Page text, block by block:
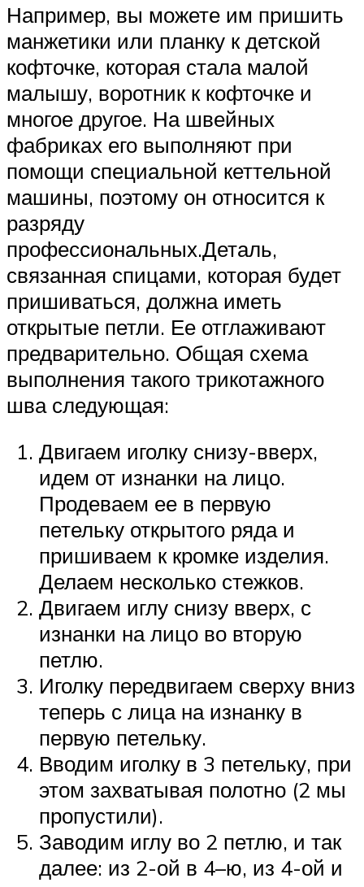
Например, вы можете им пришить
манжетики или планку к детской
кофточке, которая стала малой
малышу, воротник к кофточке и
многое другое. На швейных
фабриках его выполняют при
помощи специальной кеттельной
машины, поэтому он относится к
разряду
профессиональных.Деталь,
связанная спицами, которая будет
пришиваться, должна иметь
открытые петли. Ее отглаживают
предварительно. Общая схема
выполнения такого трикотажного
шва следующая:
Двигаем иголку снизу-вверх,
идем от изнанки на лицо.
Продеваем ее в первую
петельку открытого ряда и
пришиваем к кромке изделия.
Делаем несколько стежков.
Двигаем иглу снизу вверх, с
изнанки на лицо во вторую
петлю.
Иголку передвигаем сверху вниз
теперь с лица на изнанку в
первую петельку.
Вводим иголку в 3 петельку, при
этом захватывая полотно (2 мы
пропустили).
Заводим иглу во 2 петлю, и так
далее: из 2-ой в 4–ю, из 4-ой и